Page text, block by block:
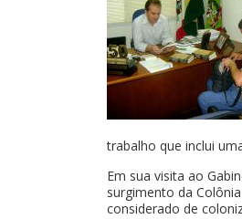
trabalho que inclui
Em sua visita ao
surgimento da
considerado de